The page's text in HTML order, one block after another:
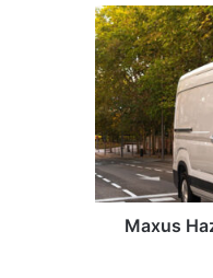
Maxus
Haziran
Ayına
Özel
Kampanyalarını
Açıkladı
Maxus